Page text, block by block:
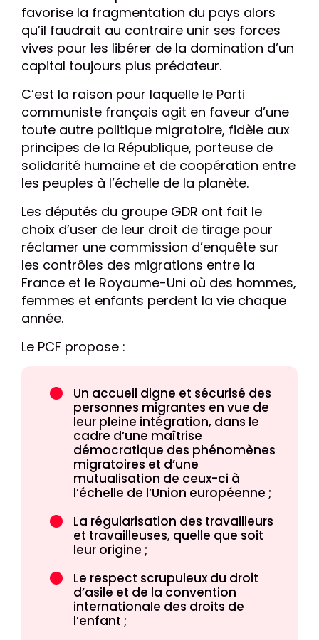
favorise la fragmentation du pays alors
qu’il faudrait au contraire unir ses forces
vives pour les libérer de la domination d’un
capital toujours plus prédateur.
C’est la raison pour laquelle le Parti
communiste français agit en faveur d’une
toute autre politique migratoire, fidèle aux
principes de la République, porteuse de
solidarité humaine et de coopération entre
les peuples à l’échelle de la planète.
Les députés du groupe GDR ont fait le
choix d’user de leur droit de tirage pour
réclamer une commission d’enquête sur
les contrôles des migrations entre la
France et le Royaume-Uni où des hommes,
femmes et enfants perdent la vie chaque
année.
Le PCF propose :
Un accueil digne et sécurisé des
personnes migrantes en vue de
leur pleine intégration, dans le
cadre d’une maîtrise
démocratique des phénomènes
migratoires et d’une
mutualisation de ceux-ci à
l’échelle de l’Union européenne ;
La régularisation des travailleurs
et travailleuses, quelle que soit
leur origine ;
Le respect scrupuleux du droit
d’asile et de la convention
internationale des droits de
l’enfant ;